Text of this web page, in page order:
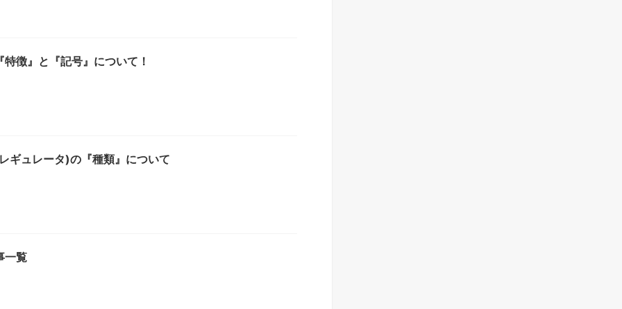
徴』と『記号』について！
ギュレータ)の『種類』について
一覧